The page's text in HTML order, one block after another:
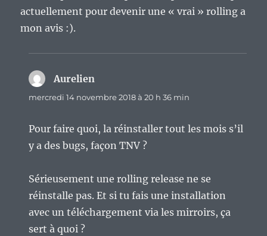
actuellement pour devenir une « vrai » rolling a
mon avis :).
Aurelien
mercredi 14 novembre 2018 à 20 h 36 min
Pour faire quoi, la réinstaller tout les mois s’il
y a des bugs, façon TNV ?
Sérieusement une rolling release ne se
réinstalle pas. Et si tu fais une installation
avec un téléchargement via les mirroirs, ça
sert à quoi ?